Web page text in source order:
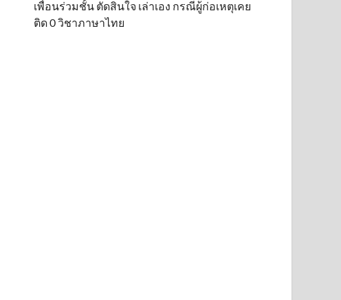
เพื่อนร่วมชั้น ตัดสินใจ เล่าเอง กรณีผู้ก่อเหตุเคย
ติด 0 วิชาภาษาไทย